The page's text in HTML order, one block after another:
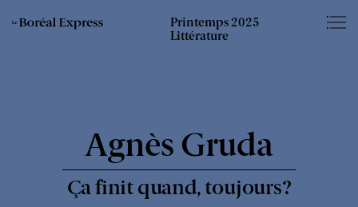
Le
Éditions
du
Printemps 2025
Littérature
Agnès Gruda-
Ça finit quand, toujours?